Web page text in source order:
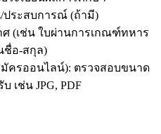
ประสบการณ์ (ถ้ามี)
(เช่น ใบผ่านการเกณฑ์ทหาร
ชื่อ-สกุล)
ครออนไลน์): ตรวจสอบขนาด
เช่น JPG, PDF